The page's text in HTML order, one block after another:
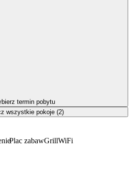
Plac zabawGrillWiFi
termin pobytu
wszystkie pokoje (2)